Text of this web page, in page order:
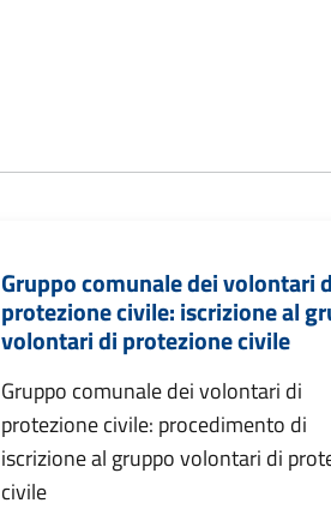
Gruppo comunale dei volontari
protezione civile: iscrizione al
volontari di protezione civile
Gruppo comunale dei volontari di
protezione civile: procedimento di
iscrizione al gruppo volontari di
civile